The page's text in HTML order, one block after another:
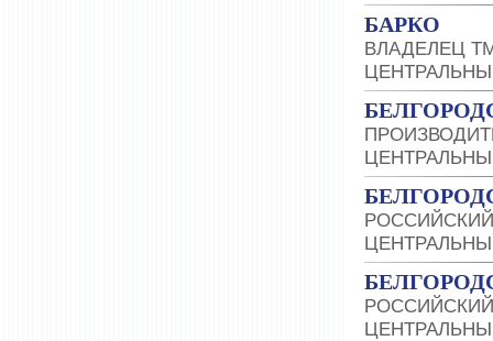
БАРКО
ВЛАДЕЛЕЦ